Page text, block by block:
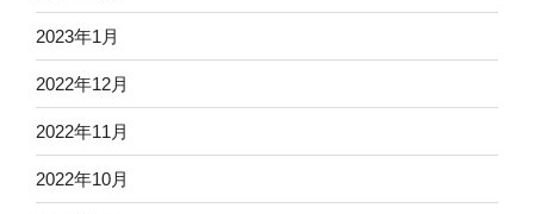
2023年1月
2022年12月
2022年11月
2022年10月